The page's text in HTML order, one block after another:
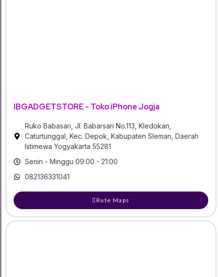
IBGADGETSTORE - Toko iPhone Jogja
Ruko Babasari, Jl. Babarsari No.113, Kledokan,
Caturtunggal, Kec. Depok, Kabupaten Sleman, Daerah
Istimewa Yogyakarta 55281
Senin - Minggu 09:00 - 21:00
082136331041
Rute Maps